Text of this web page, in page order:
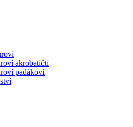
akrobatičtí
padákoví